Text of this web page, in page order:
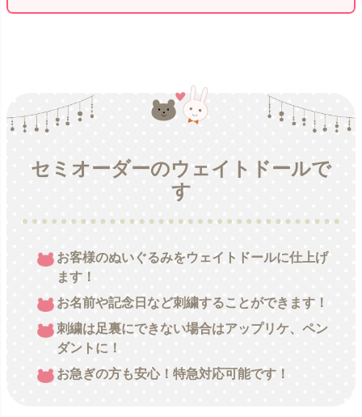
セミオーダーのウェイトドールで
す
お客様のぬいぐるみをウェイトドールに仕上げ
ます！
お名前や記念日など刺繍することができます！
刺繍は足裏にできない場合はアップリケ、ペン
ダントに！
お急ぎの方も安心！特急対応可能です！